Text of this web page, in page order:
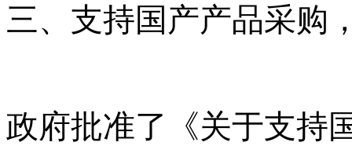
三、支持国产产品采购
政府批准了《关于支持